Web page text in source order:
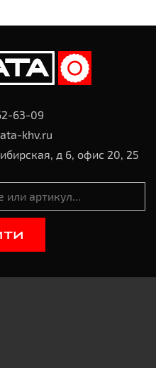
63-09
khv.ru
д 6, офис 20, 25